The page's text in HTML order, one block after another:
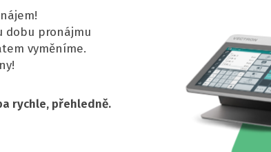
dobu pronájmu
vyměníme.
rychle, přehledně.